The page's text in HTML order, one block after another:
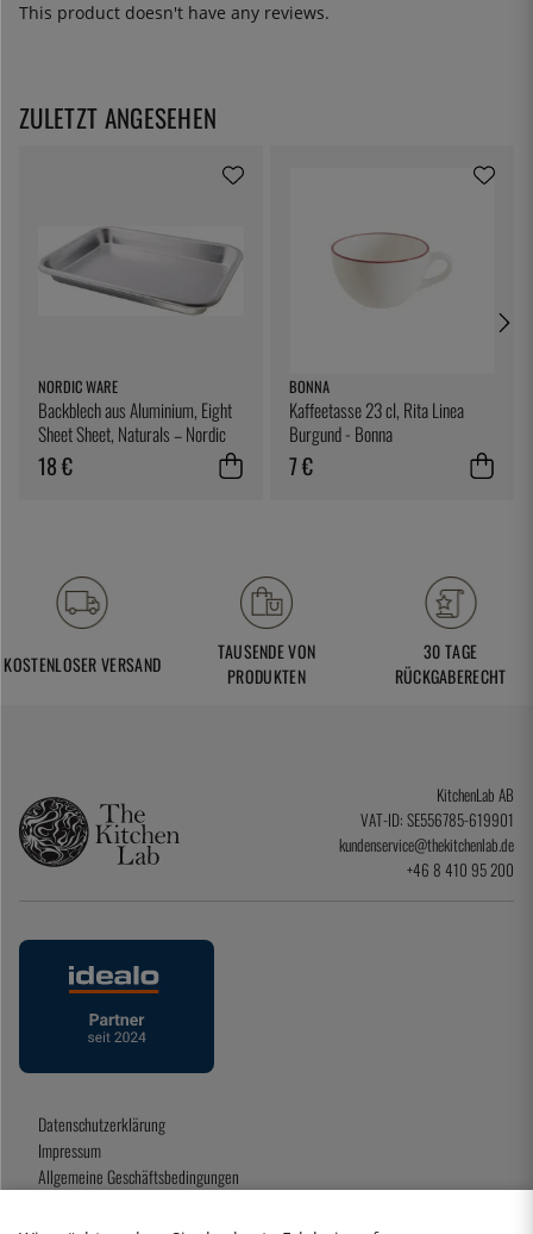
This product doesn't have any reviews.
ZULETZT ANGESEHEN
NORDIC WARE
Backblech aus Aluminium, Eight
Sheet Sheet, Naturals – Nordic
Ware
18 €
BONNA
Kaffeetasse 23 cl, Rita Linea
Burgund - Bonna
7 €
KOSTENLOSER VERSAND
TAUSENDE VON
PRODUKTEN
30 TAGE
RÜCKGABERECHT
KitchenLab AB
VAT-ID: SE556785-619901
kundenservice@thekitchenlab.de
+46 8 410 95 200
Datenschutzerklärung
Impressum
Allgemeine Geschäftsbedingungen